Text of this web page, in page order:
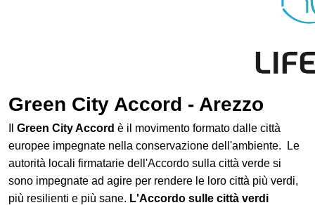
Green City Accord - Arezzo
Green City Accord è il movimento formato dalle città
europee impegnate nella conservazione dell'ambiente. Le
autorità locali firmatarie dell'Accordo sulla città verde si
sono impegnate ad agire per rendere le loro città più verdi,
più resilienti e più sane. L'Accordo sulle città verdi